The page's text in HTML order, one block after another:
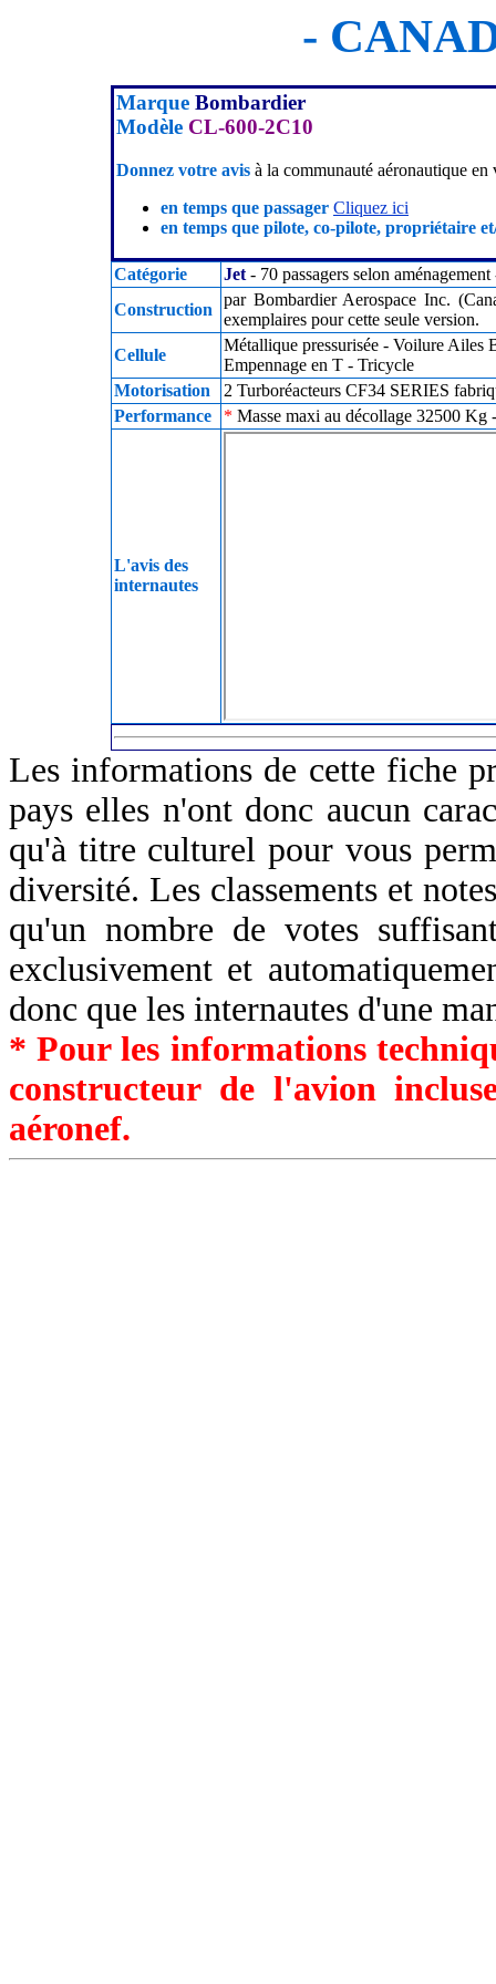
-
Marque Bombardier
Modèle CL-600-2C10
Donnez votre avis à la communauté aéronautique en
en temps que passager Cliquez ici
en temps que pilote, co-pilote, propriétaire
Catégorie Jet - 70 passagers selon
Construction
par Bombardier Aerospace Inc.
exemplaires pour cette seule version.
Cellule
Métallique pressurisée - Voilure Ailes
Empennage en T - Tricycle
Motorisation
2 Turboréacteurs CF34 SERIES
Performance
* Masse maxi au décollage 32500
L'avis des
internautes
Les informations de cette fiche
pays elles n'ont donc aucun
qu'à titre culturel pour vous
diversité. Les classements et
qu'un nombre de votes
exclusivement et
donc que les internautes d'une
* Pour les informations
constructeur de l'avion
aéronef.